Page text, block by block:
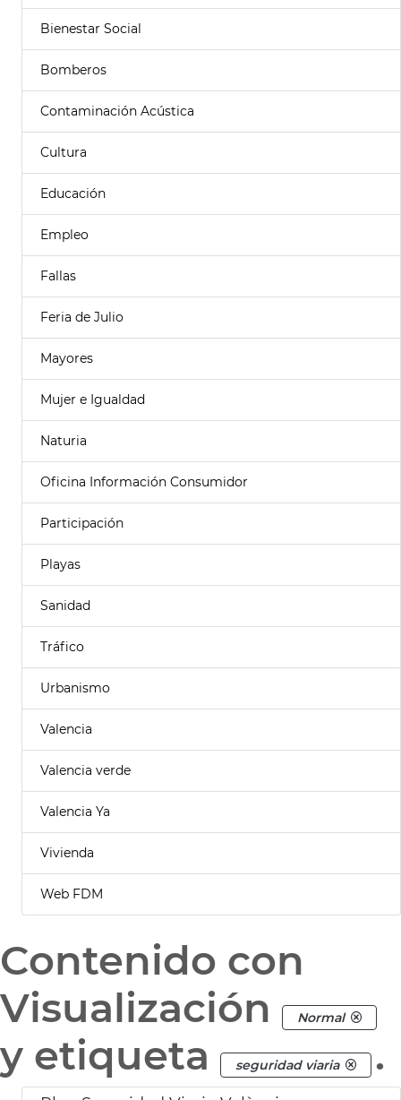
Bienestar Social
Bomberos
Contaminación Acústica
Cultura
Educación
Empleo
Fallas
Feria de Julio
Mayores
Mujer e Igualdad
Naturia
Oficina Información Consumidor
Participación
Playas
Sanidad
Tráfico
Urbanismo
Valencia
Valencia verde
Valencia Ya
Vivienda
Web FDM
Contenido con
Visualización
Normal
y etiqueta seguridad viaria .